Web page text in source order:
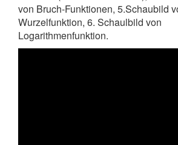
von Bruch-Funktionen, 5.Schaubild
Wurzelfunktion, 6. Schaulbild von
Logarithmenfunktion.